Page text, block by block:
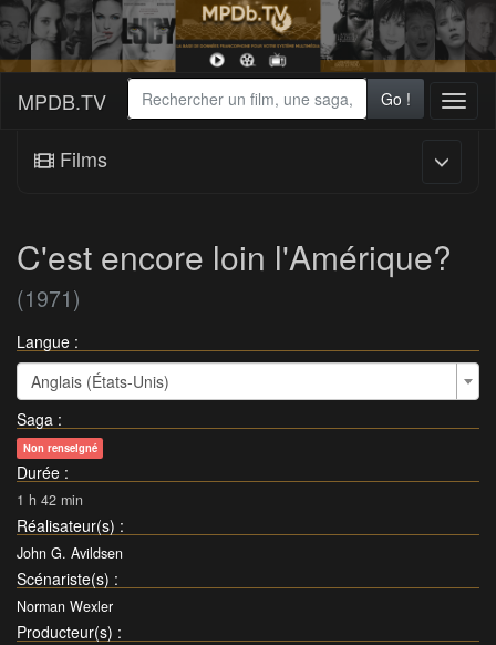
MPDB.TV Go !
Films
C'est encore loin l'Amérique?
(1971)
Langue :
Anglais (États-Unis)
Saga :
Non renseigné
Durée :
1 h 42 min
Réalisateur(s) :
John G. Avildsen
Scénariste(s) :
Norman Wexler
Producteur(s) :